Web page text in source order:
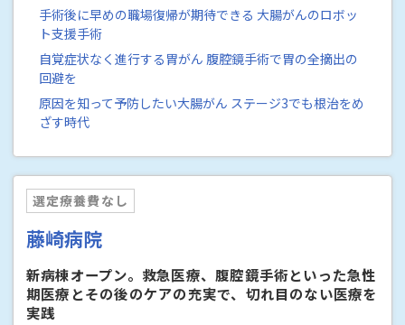
手術後に早めの職場復帰が期待できる 大腸がんのロボッ
ト支援手術
自覚症状なく進行する胃がん 腹腔鏡手術で胃の全摘出の
回避を
原因を知って予防したい大腸がん ステージ3でも根治をめ
ざす時代
選定療養費なし
藤崎病院
新病棟オープン。救急医療、腹腔鏡手術といった急性
期医療とその後のケアの充実で、切れ目のない医療を
実践